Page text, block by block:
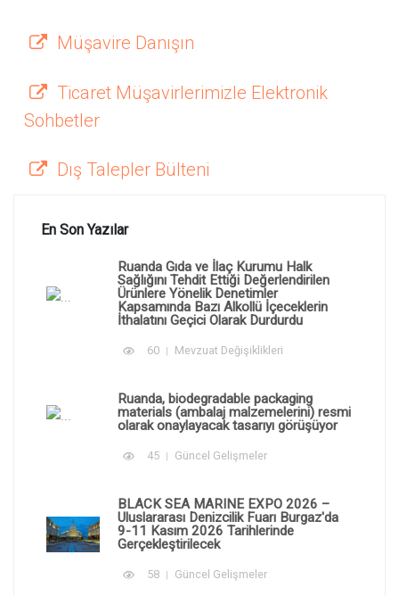
Müşavire Danışın
Ticaret Müşavirlerimizle Elektronik
Sohbetler
Dış Talepler Bülteni
En Son Yazılar
Ruanda Gıda ve İlaç Kurumu Halk
Sağlığını Tehdit Ettiği Değerlendirilen
Ürünlere Yönelik Denetimler
Kapsamında Bazı Alkollü İçeceklerin
İthalatını Geçici Olarak Durdurdu
60 Mevzuat Değişiklikleri
Ruanda, biodegradable packaging
materials (ambalaj malzemelerini) resmi
olarak onaylayacak tasarıyı görüşüyor
45 Güncel Gelişmeler
BLACK SEA MARINE EXPO 2026 –
Uluslararası Denizcilik Fuarı Burgaz'da
9-11 Kasım 2026 Tarihlerinde
Gerçekleştirilecek
58 Güncel Gelişmeler